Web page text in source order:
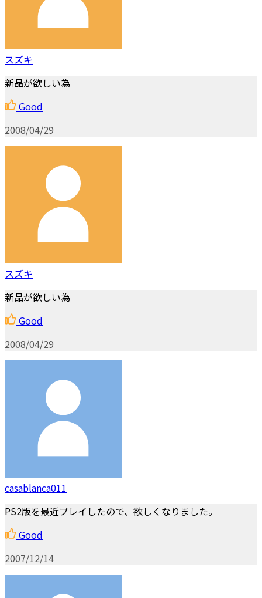
スズキ
新品が欲しい為
Good
2008/04/29
スズキ
新品が欲しい為
Good
2008/04/29
casablanca011
PS2版を最近プレイしたので、欲しくなりました。
Good
2007/12/14